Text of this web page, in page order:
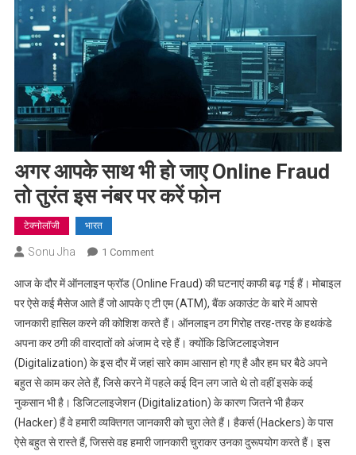
अगर आपके साथ भी हो जाए Online Fraud
तो तुरंत इस नंबर पर करें फोन
टेक्नोलॉजी भारत
Sonu Jha 1 CommentOn
आपके
साथ
भी
हो
जाए
Online
Fraud
आज के दौर में ऑनलाइन फ्रॉड (Online Fraud) की घटनाएं काफी बढ़ गई हैं। मोबाइल
पर ऐसे कई मैसेज आते हैं जो आपके ए टी एम (ATM), बैंक अकाउंट के बारे में आपसे
जानकारी हासिल करने की कोशिश करते हैं। ऑनलाइन ठग गिरोह तरह-तरह के हथकंडे
अपना कर ठगी की वारदातों को अंजाम दे रहे हैं। क्योंकि डिजिटलाइजेशन
(Digitalization) के इस दौर में जहां सारे काम आसान हो गए है और हम घर बैठे अपने
बहुत से काम कर लेते हैं, जिसे करने में पहले कई दिन लग जाते थे तो वहीं इसके कई
नुकसान भी है। डिजिटलाइजेशन (Digitalization) के कारण जितने भी हैकर
(Hacker) हैं वे हमारी व्यक्तिगत जानकारी को चुरा लेते हैं। हैकर्स (Hackers) के पास
ऐसे बहुत से रास्ते हैं, जिससे वह हमारी जानकारी चुराकर उनका दुरूपयोग करते हैं। इस